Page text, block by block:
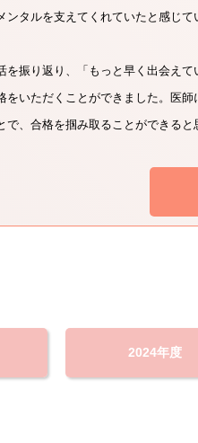
ンタルを支えてくれていたと感じ
を振り返り、「もっと早く出会え
をいただくことができました。医
で、合格を掴み取ることができる
2024年度